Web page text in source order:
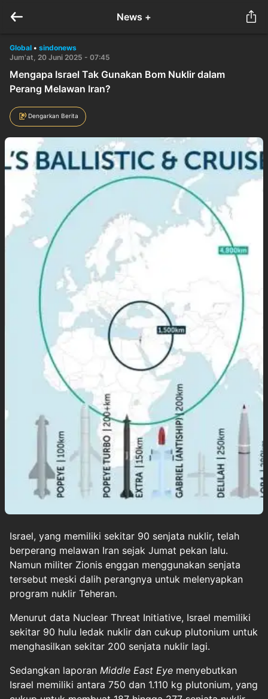
News +
Global • sindonews
Jum'at, 20 Juni 2025 - 07:45
Mengapa Israel Tak Gunakan Bom Nuklir dalam
Perang Melawan Iran?
Dengarkan Berita
Israel, yang memiliki sekitar 90 senjata nuklir, telah
berperang melawan Iran sejak Jumat pekan lalu.
Namun militer Zionis enggan menggunakan senjata
tersebut meski dalih perangnya untuk melenyapkan
program nuklir Teheran.
Menurut data Nuclear Threat Initiative, Israel memiliki
sekitar 90 hulu ledak nuklir dan cukup plutonium untuk
menghasilkan sekitar 200 senjata nuklir lagi.
Sedangkan laporan Middle East Eye menyebutkan
Israel memiliki antara 750 dan 1.110 kg plutonium, yang